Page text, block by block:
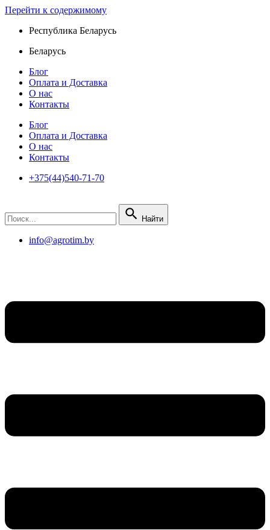
Перейти к содержимому
Республика Беларусь
Беларусь
Блог
Оплата и Доставка
О нас
Контакты
Блог
Оплата и Доставка
О нас
Контакты
+375(44)540-71-70
Найти
info@agrotim.by